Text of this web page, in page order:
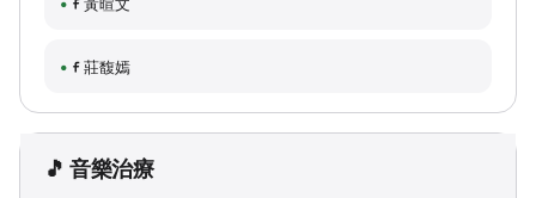
莊馥嫣
🎵 音樂治療